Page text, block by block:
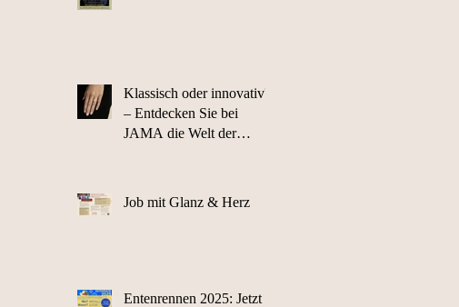
Klassisch oder innovativ?
– Entdecken Sie bei
JAMA die Welt der
Job mit Glanz & Herz
Entenrennen 2025: Jetzt